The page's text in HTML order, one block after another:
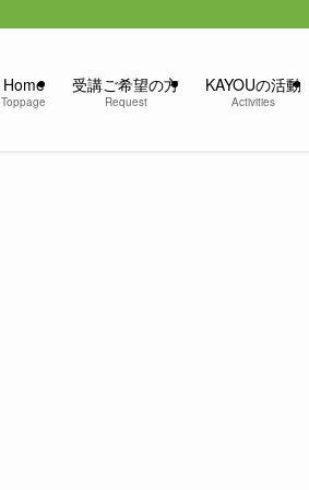
Home
Toppage
受講ご希望の方
Request
KAYOUの活動
Activities